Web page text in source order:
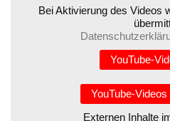
Bei Aktivierung des Videos
YouTube-
YouTube-
Externen Inhalte